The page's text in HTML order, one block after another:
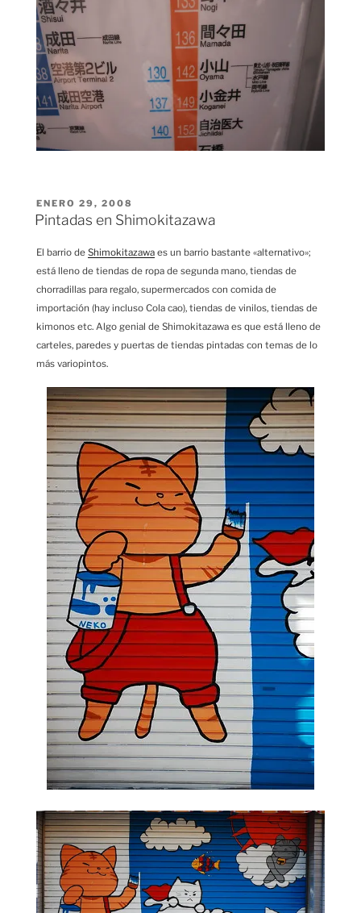
PUBLICADO
EL
ENERO 29, 2008
Pintadas en Shimokitazawa
El barrio de Shimokitazawa es un barrio bastante «alternativo»;
está lleno de tiendas de ropa de segunda mano, tiendas de
chorradillas para regalo, supermercados con comida de
importación (hay incluso Cola cao), tiendas de vinilos, tiendas de
kimonos etc. Algo genial de Shimokitazawa es que está lleno de
carteles, paredes y puertas de tiendas pintadas con temas de lo
más variopintos.